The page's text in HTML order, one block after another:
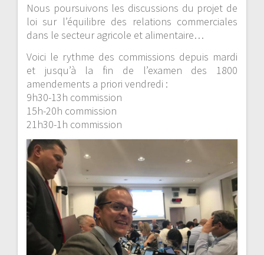
Nous poursuivons les discussions du projet de
loi sur l’équilibre des relations commerciales
dans le secteur agricole et alimentaire…
Voici le rythme des commissions depuis mardi
et jusqu’à la fin de l’examen des 1800
amendements a priori vendredi :
9h30-13h commission
15h-20h commission
21h30-1h commission